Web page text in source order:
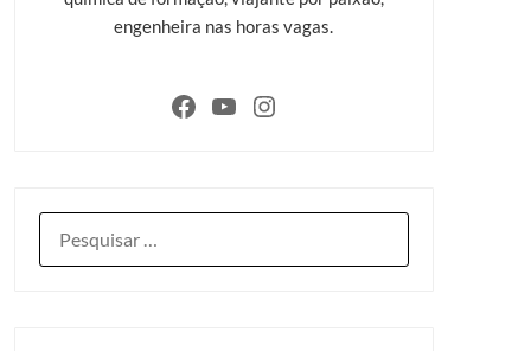
engenheira nas horas vagas.